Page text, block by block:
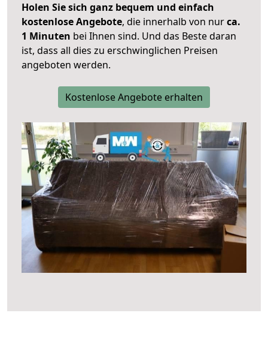
Holen Sie sich ganz bequem und einfach
kostenlose Angebote, die innerhalb von nurca.
1 Minuten bei Ihnen sind. Und das Beste daran
ist, dass all dies zu erschwinglichen Preisen
angeboten werden.
Kostenlose Angebote erhalten